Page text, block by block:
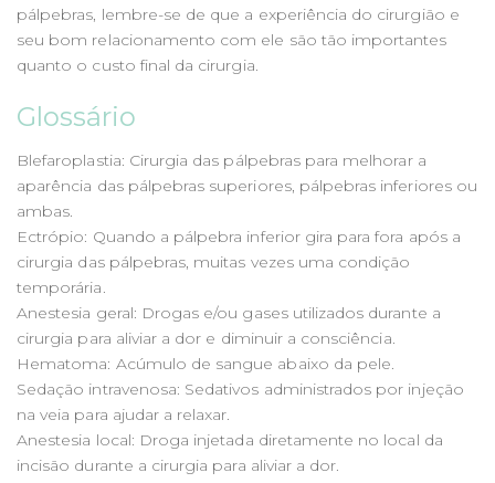
pálpebras, lembre-se de que a experiência do cirurgião e
seu bom relacionamento com ele são tão importantes
quanto o custo final da cirurgia.
Glossário
Blefaroplastia: Cirurgia das pálpebras para melhorar a
aparência das pálpebras superiores, pálpebras inferiores ou
ambas.
Ectrópio: Quando a pálpebra inferior gira para fora após a
cirurgia das pálpebras, muitas vezes uma condição
temporária.
Anestesia geral: Drogas e/ou gases utilizados durante a
cirurgia para aliviar a dor e diminuir a consciência.
Hematoma: Acúmulo de sangue abaixo da pele.
Sedação intravenosa: Sedativos administrados por injeção
na veia para ajudar a relaxar.
Anestesia local: Droga injetada diretamente no local da
incisão durante a cirurgia para aliviar a dor.